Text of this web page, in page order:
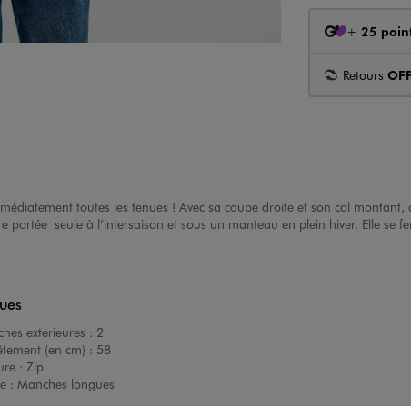
+ 25
Retours
toutes les tenues ! Avec sa coupe droite et son col montant,
seule à l’intersaison et sous un manteau en plein hiver. Elle se
exterieures : 2
(en cm) : 58
: Zip
: Manches longues